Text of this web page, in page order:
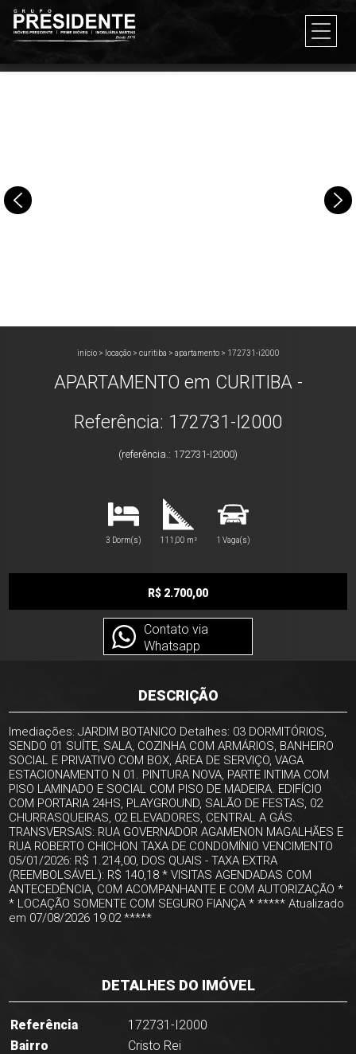
início> locação> curitiba > apartamento> 172731-i2000
APARTAMENTO em CURITIBA -
Referência: 172731-I2000
(referência.: 172731-I2000)
3 Dorm(s) 111,00 m² 1 Vaga(s)
R$ 2.700,00
Contato via
Whatsapp
DESCRIÇÃO
Imediações: JARDIM BOTANICO Detalhes: 03 DORMITÓRIOS,
SENDO 01 SUÍTE, SALA, COZINHA COM ARMÁRIOS, BANHEIRO
SOCIAL E PRIVATIVO COM BOX, ÁREA DE SERVIÇO, VAGA
ESTACIONAMENTO N 01. PINTURA NOVA, PARTE INTIMA COM
PISO LAMINADO E SOCIAL COM PISO DE MADEIRA. EDIFÍCIO
COM PORTARIA 24HS, PLAYGROUND, SALÃO DE FESTAS, 02
CHURRASQUEIRAS, 02 ELEVADORES, CENTRAL A GÁS.
TRANSVERSAIS: RUA GOVERNADOR AGAMENON MAGALHÃES E
RUA ROBERTO CHICHON TAXA DE CONDOMÍNIO VENCIMENTO
05/01/2026: R$ 1.214,00, DOS QUAIS - TAXA EXTRA
(REEMBOLSÁVEL): R$ 140,18 * VISITAS AGENDADAS COM
ANTECEDÊNCIA, COM ACOMPANHANTE E COM AUTORIZAÇÃO *
* LOCAÇÃO SOMENTE COM SEGURO FIANÇA * ***** Atualizado
em 07/08/2026 19:02 *****
DETALHES DO IMÓVEL
Referência
172731-I2000
Bairro
Cristo Rei